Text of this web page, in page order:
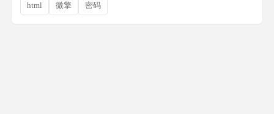
html 微擎 密码